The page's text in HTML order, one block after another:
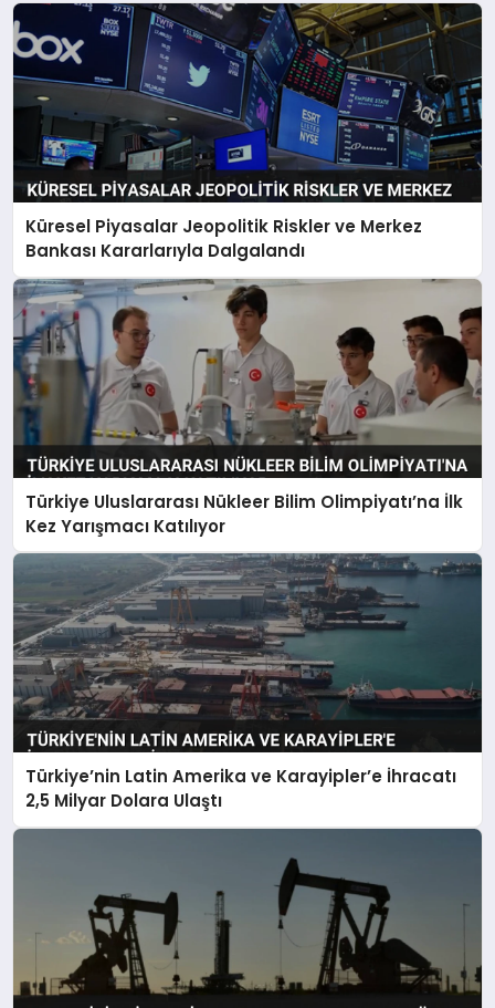
Küresel Piyasalar Jeopolitik Riskler ve Merkez
Bankası Kararlarıyla Dalgalandı
Türkiye Uluslararası Nükleer Bilim Olimpiyatı’na İlk
Kez Yarışmacı Katılıyor
Türkiye’nin Latin Amerika ve Karayipler’e İhracatı
2,5 Milyar Dolara Ulaştı